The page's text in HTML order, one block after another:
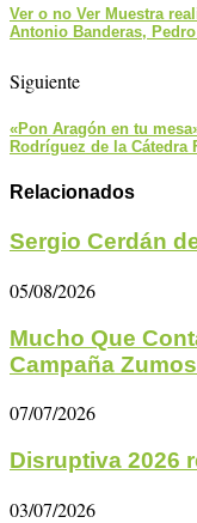
Ver o no Ver Muestra
Antonio Banderas,
Siguiente
«Pon Aragón en tu
Rodríguez de la Cátedra
Relacionados
Sergio Cerdán
05/08/2026
Mucho Que
Campaña
07/07/2026
Disruptiva 2026
03/07/2026